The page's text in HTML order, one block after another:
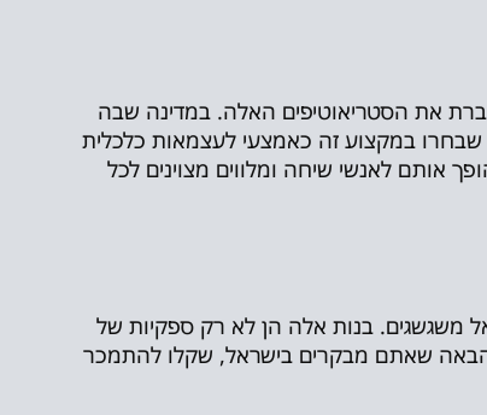
את הסטריאוטיפים האלה. במדינה שבה
שבחרו במקצוע זה כאמצעי לעצמאות כלכלית
אותם לאנשי שיחה ומלווים מצוינים לכל
משגשגים. בנות אלה הן לא רק ספקיות של
הבאה שאתם מבקרים בישראל, שקלו להתמכר